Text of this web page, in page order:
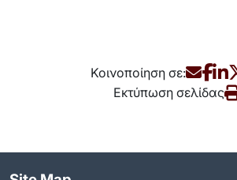
Κοινοποίηση σε:
Εκτύπωση σελίδας